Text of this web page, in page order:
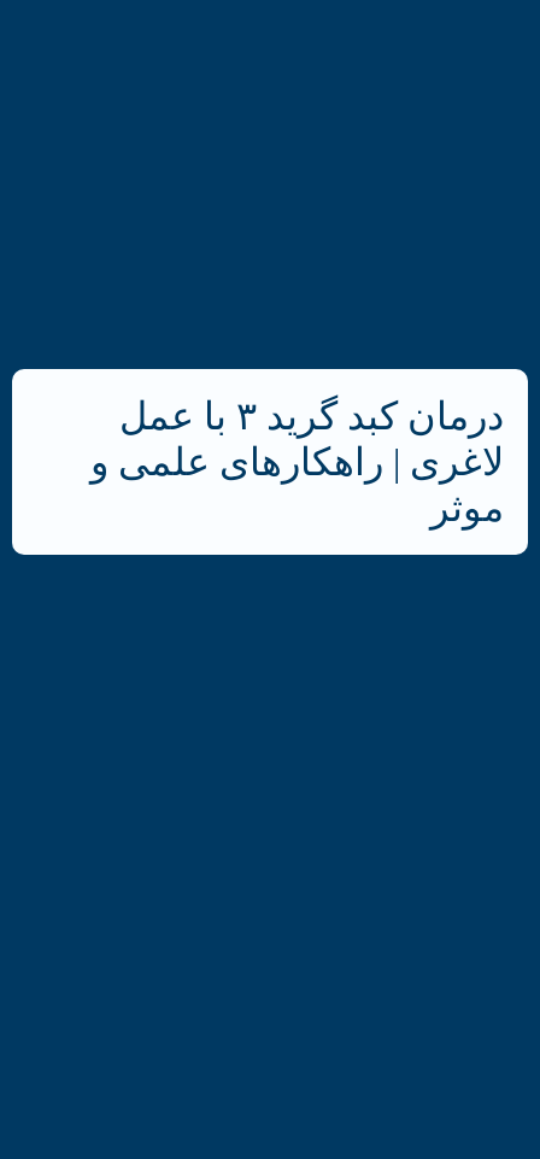
درمان کبد گرید ۳ با عمل
لاغری | راهکارهای علمی و
موثر